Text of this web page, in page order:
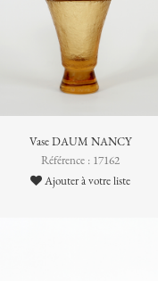
Vase DAUM NANCY
Référence : 17162
Ajouter à votre liste